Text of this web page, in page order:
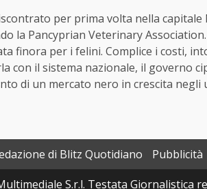
per prima volta nella capitale
la Pancyprian Veterinary
finora per i felini. Complice i costi,
con il sistema nazionale, il governo
di un mercato nero in crescita negli
di Blitz Quotidiano Pubblicità
S.r.l. Testata Giornalistica